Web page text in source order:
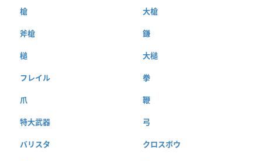
槍 大槍
斧槍 鎌
槌 大槌
フレイル 拳
爪 鞭
特大武器 弓
バリスタ クロスボウ